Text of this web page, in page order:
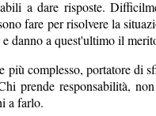
a dare risposte.
fare per risolvere la
danno a quest'ultimo il
più complesso, portatore di
prende responsabilità,
a farlo.